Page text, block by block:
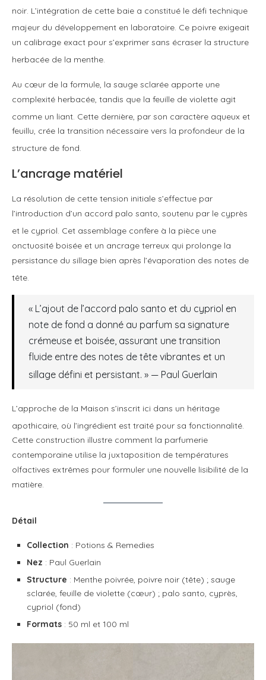
noir . L’intégration de cette baie a constitué le défi technique
majeur du développement en laboratoire. Ce poivre exigeait
un calibrage exact pour s’exprimer sans écraser la structure
herbacée de la menthe.
Au cœur de la formule, la sauge sclarée apporte une
complexité herbacée, tandis que la feuille de violette agit
comme un liant . Cette dernière, par son caractère aqueux et
feuillu, crée la transition nécessaire vers la profondeur de la
structure de fond.
L’ancrage matériel
La résolution de cette tension initiale s’effectue par
l’introduction d’un accord palo santo, soutenu par le cyprès
et le cypriol. Cet assemblage confère à la pièce une
onctuosité boisée et un ancrage terreux qui prolonge la
persistance du sillage bien après l’évaporation des notes de
tête
« L’ajout de l’accord palo santo et du cypriol en
note de fond a donné au parfum sa signature
crémeuse et boisée, assurant une transition
fluide entre des notes de tête vibrantes et un
sillage défini et persistant. » — Paul Guerlain
L’approche de la Maison s’inscrit ici dans un héritage
apothicaire, où l’ingrédient est traité pour sa fonctionnalité
Cette construction illustre comment la parfumerie
contemporaine utilise la juxtaposition de températures
olfactives extrêmes pour formuler une nouvelle lisibilité de la
matière.
Détail
Collection : Potions & Remedies
Nez : Paul Guerlain
Structure : Menthe poivrée, poivre noir (tête) ; sauge
sclarée, feuille de violette (cœur) ; palo santo, cyprès,
cypriol (fond)
Formats : 50 ml et 100 ml